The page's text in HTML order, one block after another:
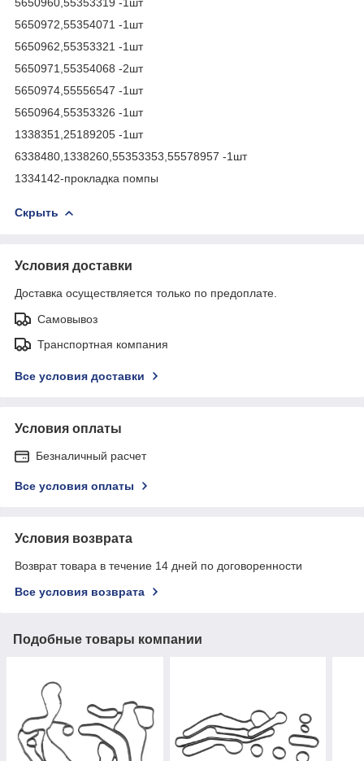
5650972,55354071 -1шт
5650962,55353321 -1шт
5650971,55354068 -2шт
5650974,55556547 -1шт
5650964,55353326 -1шт
1338351,25189205 -1шт
6338480,1338260,55353353,55578957 -1шт
1334142-прокладка помпы
Скрыть
Условия доставки
Доставка осуществляется только по предоплате.
Самовывоз
Транспортная компания
Все условия доставки
Условия оплаты
Безналичный расчет
Все условия оплаты
Условия возврата
Возврат товара в течение 14 дней по договоренности
Все условия возврата
Подобные товары компании